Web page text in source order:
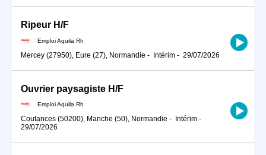
Ripeur H/F
Emploi Aquila Rh
Mercey (27950), Eure (27), Normandie - Intérim - 29/07/2026
Ouvrier paysagiste H/F
Emploi Aquila Rh
Coutances (50200), Manche (50), Normandie - Intérim -
29/07/2026